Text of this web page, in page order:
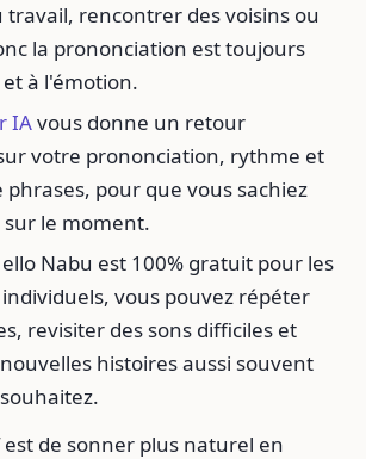
rencontrer des voisins ou
la prononciation est toujours
à l'émotion.
IAvous donne un retour
votre prononciation, rythme et
pour que vous sachiez
le moment.
Nabu est 100% gratuit pour les
vous pouvez répéter
revisiter des sons difficiles et
histoires aussi souvent
de sonner plus naturel en